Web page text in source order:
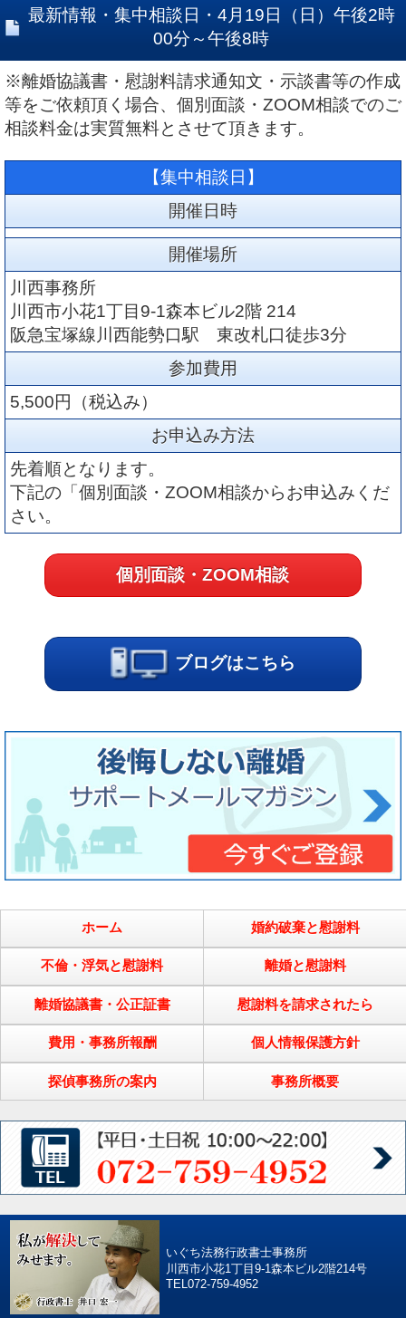
最新情報・集中相談日・4月19日（日）午後2時
00分～午後8時
※離婚協議書・慰謝料請求通知文・示談書等の作成
等をご依頼頂く場合、個別面談・ZOOM相談でのご
相談料金は実質無料とさせて頂きます。
【集中相談日】
開催日時
開催場所
川西事務所
川西市小花1丁目9-1森本ビル2階 214
阪急宝塚線川西能勢口駅 東改札口徒歩3分
参加費用
5,500円（税込み）
お申込み方法
先着順となります。
下記の「個別面談・ZOOM相談からお申込みくだ
さい。
個別面談・ZOOM相談
ブログはこちら
ホーム 婚約破棄と慰謝料
不倫・浮気と慰謝料 離婚と慰謝料
離婚協議書・公正証書 慰謝料を請求されたら
費用・事務所報酬 個人情報保護方針
探偵事務所の案内 事務所概要
いぐち法務行政書士事務所
川西市小花1丁目9-1森本ビル2階214号
TEL072-759-4952